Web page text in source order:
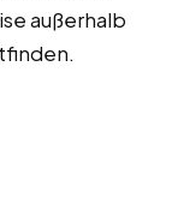
außerhalb